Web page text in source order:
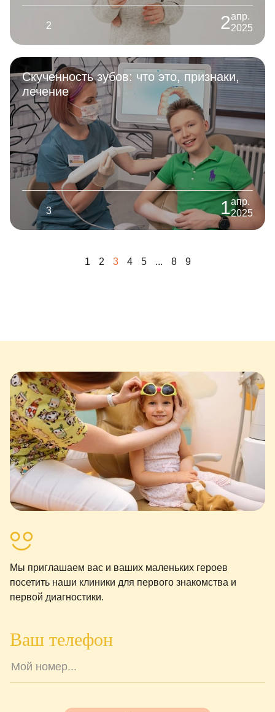
2 2апр.
2025
Скученность зубов: что это, признаки,
лечение
3 1апр.
2025
1 2 3 4 5 ... 8 9
Мы приглашаем вас и ваших маленьких героев
посетить наши клиники для первого знакомства и
первой диагностики.
Ваш телефон